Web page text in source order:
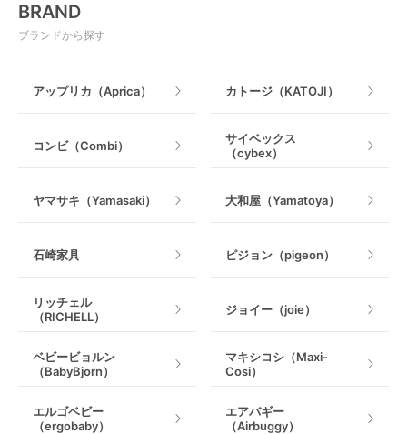
室内遊具
授乳グッズ・ママ用品
BRAND
ブランドから探す
アップリカ（Aprica） カトージ（KATOJI）
コンビ（Combi）
サイベックス
（cybex）
ヤマサキ（Yamasaki） 大和屋（Yamatoya）
石崎家具 ピジョン（pigeon）
リッチェル
（RICHELL）
ジョイー（joie）
ベビービョルン
（BabyBjorn）
マキシコシ（Maxi-
Cosi）
エルゴベビー
（ergobaby）
エアバギー
（Airbuggy）